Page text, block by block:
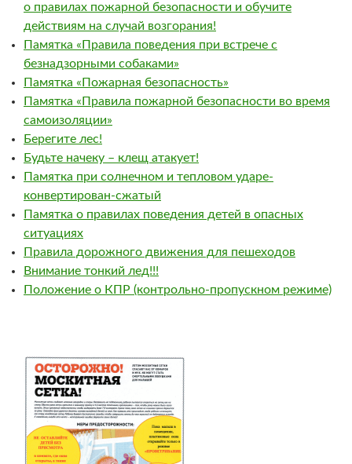
о правилах пожарной безопасности и обучите
действиям на случай возгорания!
Памятка «Правила поведения при встрече с
безнадзорными собаками»
Памятка «Пожарная безопасность»
Памятка «Правила пожарной безопасности во время
самоизоляции»
Берегите лес!
Будьте начеку – клещ атакует!
Памятка при солнечном и тепловом ударе-
конвертирован-сжатый
Памятка о правилах поведения детей в опасных
ситуациях
Правила дорожного движения для пешеходов
Внимание тонкий лед!!!
Положение о КПР (контрольно-пропускном режиме)